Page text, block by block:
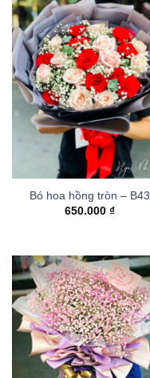
Bó hoa hồng tròn – B43
650.000 ₫